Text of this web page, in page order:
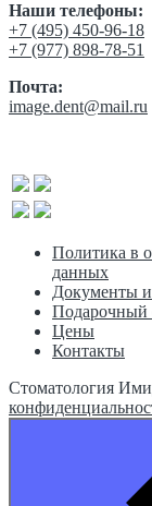
Наши телефоны:
‎+7 (495) 450-96-18
+7 (977) 898-78-51
Почта:
image.dent@mail.ru
Политика в
данных
Документы
Подарочный
Цены
Контакты
Стоматология